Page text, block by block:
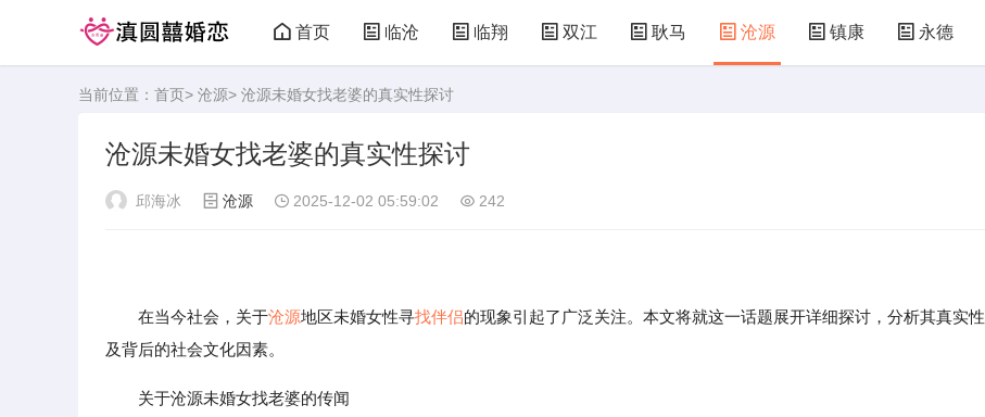
首页 临沧 临翔 双江 耿马 沧源 镇康 永德
当前位置： 首页> 沧源> 沧源未婚女找老婆的真实性探讨
沧源未婚女找老婆的真实性探讨
邱海冰 沧源 2025-12-02 05:59:02 242
在当今社会，关于沧源地区未婚女性寻找伴侣的现象引起了广泛关注。本文将就这一话题展开详细探讨，分析其真实性
及背后的社会文化因素。
关于沧源未婚女找老婆的传闻